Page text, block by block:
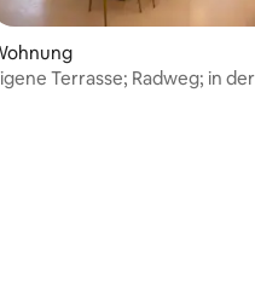
Bewertung: 4,97 von 5, 75
Terrasse; Radweg; in